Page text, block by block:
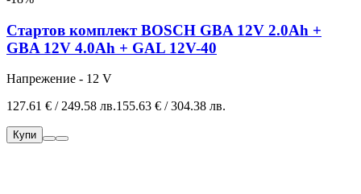
Стартов комплект BOSCH GBA 12V 2.0Ah +
GBA 12V 4.0Ah + GAL 12V-40
Напрежение - 12 V
127.61 € / 249.58 лв.155.63 € / 304.38 лв.
Купи